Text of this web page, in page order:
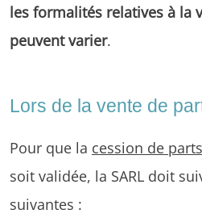
les formalités relatives à la
peuvent varier.
Lors de la vente de
Pour que la cession de
soit validée, la SARL doit
suivantes :